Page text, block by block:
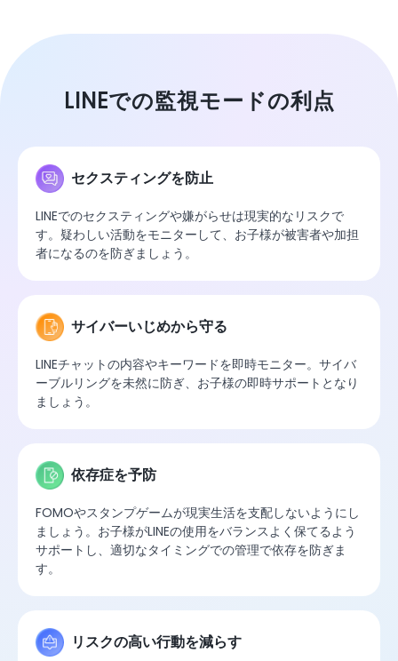
LINEでの監視モードの利点
セクスティングを防止
LINEでのセクスティングや嫌がらせは現実的なリスクで
す。疑わしい活動をモニターして、お子様が被害者や加担
者になるのを防ぎましょう。
サイバーいじめから守る
LINEチャットの内容やキーワードを即時モニター。サイバ
ーブルリングを未然に防ぎ、お子様の即時サポートとなり
ましょう。
依存症を予防
FOMOやスタンプゲームが現実生活を支配しないようにし
ましょう。お子様がLINEの使用をバランスよく保てるよう
サポートし、適切なタイミングでの管理で依存を防ぎま
す。
リスクの高い行動を減らす